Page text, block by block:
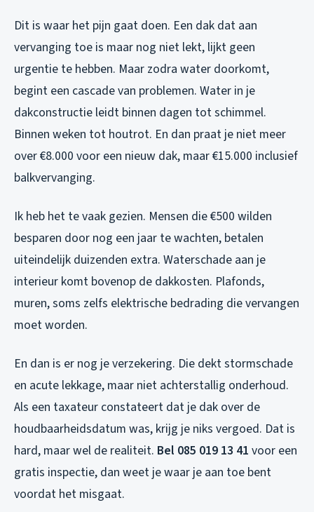
Dit is waar het pijn gaat doen. Een dak dat aan
vervanging toe is maar nog niet lekt, lijkt geen
urgentie te hebben. Maar zodra water doorkomt,
begint een cascade van problemen. Water in je
dakconstructie leidt binnen dagen tot schimmel.
Binnen weken tot houtrot. En dan praat je niet meer
over €8.000 voor een nieuw dak, maar €15.000 inclusief
balkvervanging.
Ik heb het te vaak gezien. Mensen die €500 wilden
besparen door nog een jaar te wachten, betalen
uiteindelijk duizenden extra. Waterschade aan je
interieur komt bovenop de dakkosten. Plafonds,
muren, soms zelfs elektrische bedrading die vervangen
moet worden.
En dan is er nog je verzekering. Die dekt stormschade
en acute lekkage, maar niet achterstallig onderhoud.
Als een taxateur constateert dat je dak over de
houdbaarheidsdatum was, krijg je niks vergoed. Dat is
hard, maar wel de realiteit. Bel 085 019 13 41 voor een
gratis inspectie, dan weet je waar je aan toe bent
voordat het misgaat.